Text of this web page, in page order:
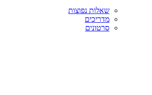
שאלות נפוצות
מדריכים
סרטונים